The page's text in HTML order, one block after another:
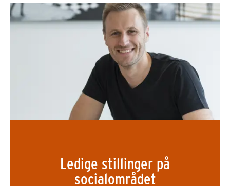
Ledige stillinger på
socialområdet